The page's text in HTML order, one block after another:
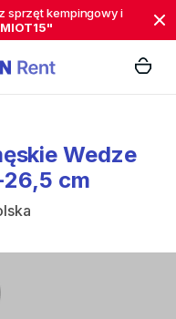
sprzęt kempingowy i
Wedze
​,​5 cm